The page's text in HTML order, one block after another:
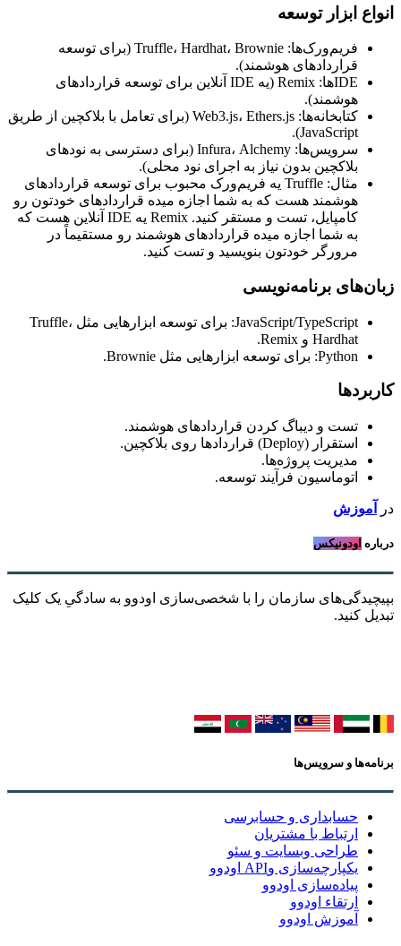
انواع ابزار توسعه
فریم‌ورک‌ها: Truffle، Hardhat، Brownie (برای توسعه
قراردادهای هوشمند).
IDEها: Remix (یه IDE آنلاین برای توسعه قراردادهای
هوشمند).
کتابخانه‌ها: Web3.js، Ethers.js (برای تعامل با بلاکچین از طریق
JavaScript).
سرویس‌ها: Infura، Alchemy (برای دسترسی به نودهای
بلاکچین بدون نیاز به اجرای نود محلی).
مثال: Truffle یه فریم‌ورک محبوب برای توسعه قراردادهای
هوشمند هست که به شما اجازه میده قراردادهای خودتون رو
کامپایل، تست و مستقر کنید. Remix یه IDE آنلاین هست که
به شما اجازه میده قراردادهای هوشمند رو مستقیماً در
مرورگر خودتون بنویسید و تست کنید.
زبان‌های برنامه‌نویسی
JavaScript/TypeScript: برای توسعه ابزارهایی مثل Truffle،
Hardhat و Remix.
Python: برای توسعه ابزارهایی مثل Brownie.
کاربردها
تست و دیباگ کردن قراردادهای هوشمند.
استقرار (Deploy) قراردادها روی بلاکچین.
مدیریت پروژه‌ها.
اتوماسیون فرآیند توسعه.
در آموزش
درباره اودونیکس
بپیچیدگی‌های سازمان را با شخصی‌سازی اودوو به سادگیِ یک کلیک
تبدیل کنید.
برنامه‌ها و سرویس‌ها
حسابداری و حسابرسی
ارتباط با مشتریان
طراحی وبسایت و سئو
یکپارچه‌سازی وAPI اودوو
پیاده‌سازی اودوو
ارتقاء اودوو
آموزش اودوو